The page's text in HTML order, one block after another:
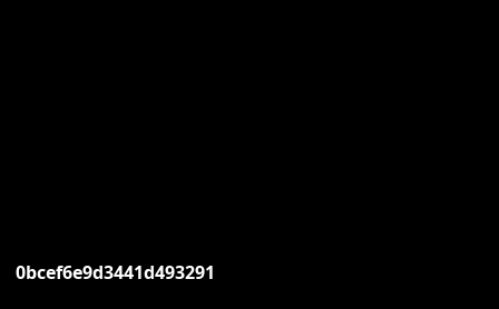
0bcef6e9d3441d493291